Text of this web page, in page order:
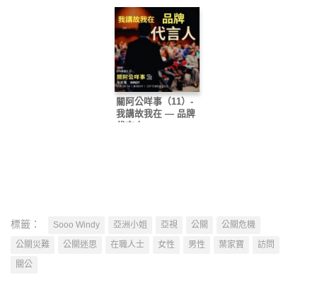
關阿公咩事（11）-
我講故我在 — 品牌
代言人
標籤： Sooo Windy 亞洲小姐 亞視 公關
公關危機
公關災難
公關迷思 在職人士 女性 男性 葉家寶
訪問
關公